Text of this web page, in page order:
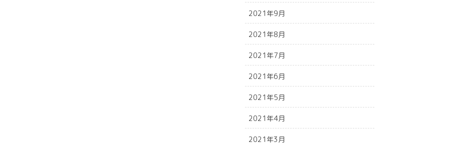
2021年9月
2021年8月
2021年7月
2021年6月
2021年5月
2021年4月
2021年3月